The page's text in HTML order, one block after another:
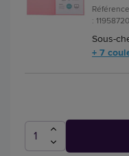
Référence
: 11958720
Sous-
+ 7